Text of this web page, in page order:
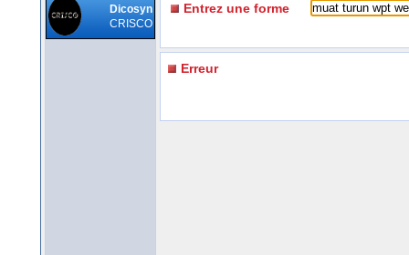
Dicosyn
CRISCO
Entrez une forme
Erreur